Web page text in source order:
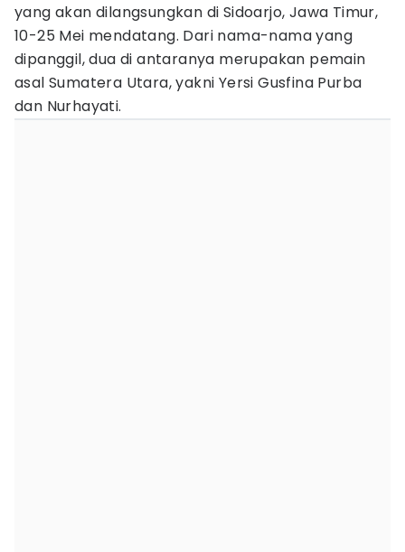
yang akan dilangsungkan di Sidoarjo, Jawa Timur,
10-25 Mei mendatang. Dari nama-nama yang
dipanggil, dua di antaranya merupakan pemain
asal Sumatera Utara, yakni Yersi Gusfina Purba
dan Nurhayati.